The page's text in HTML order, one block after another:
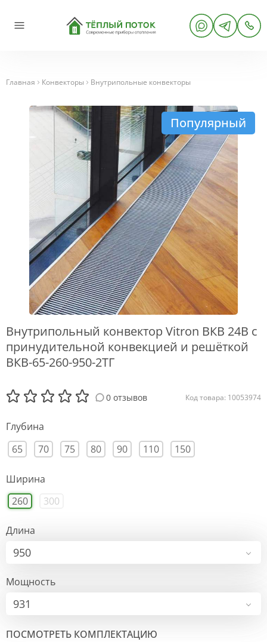
Главная Конвекторы Внутрипольные конвекторы
Популярный
Внутрипольный конвектор Vitron ВКВ 24В с
принудительной конвекцией и решёткой
ВКВ-65-260-950-2ТГ
0 отзывов Код товара: 10053974
Глубина
65
70 75 80 90 110 150
Ширина
260
300
Длина
950
Мощность
931
ПОСМОТРЕТЬ КОМПЛЕКТАЦИЮ